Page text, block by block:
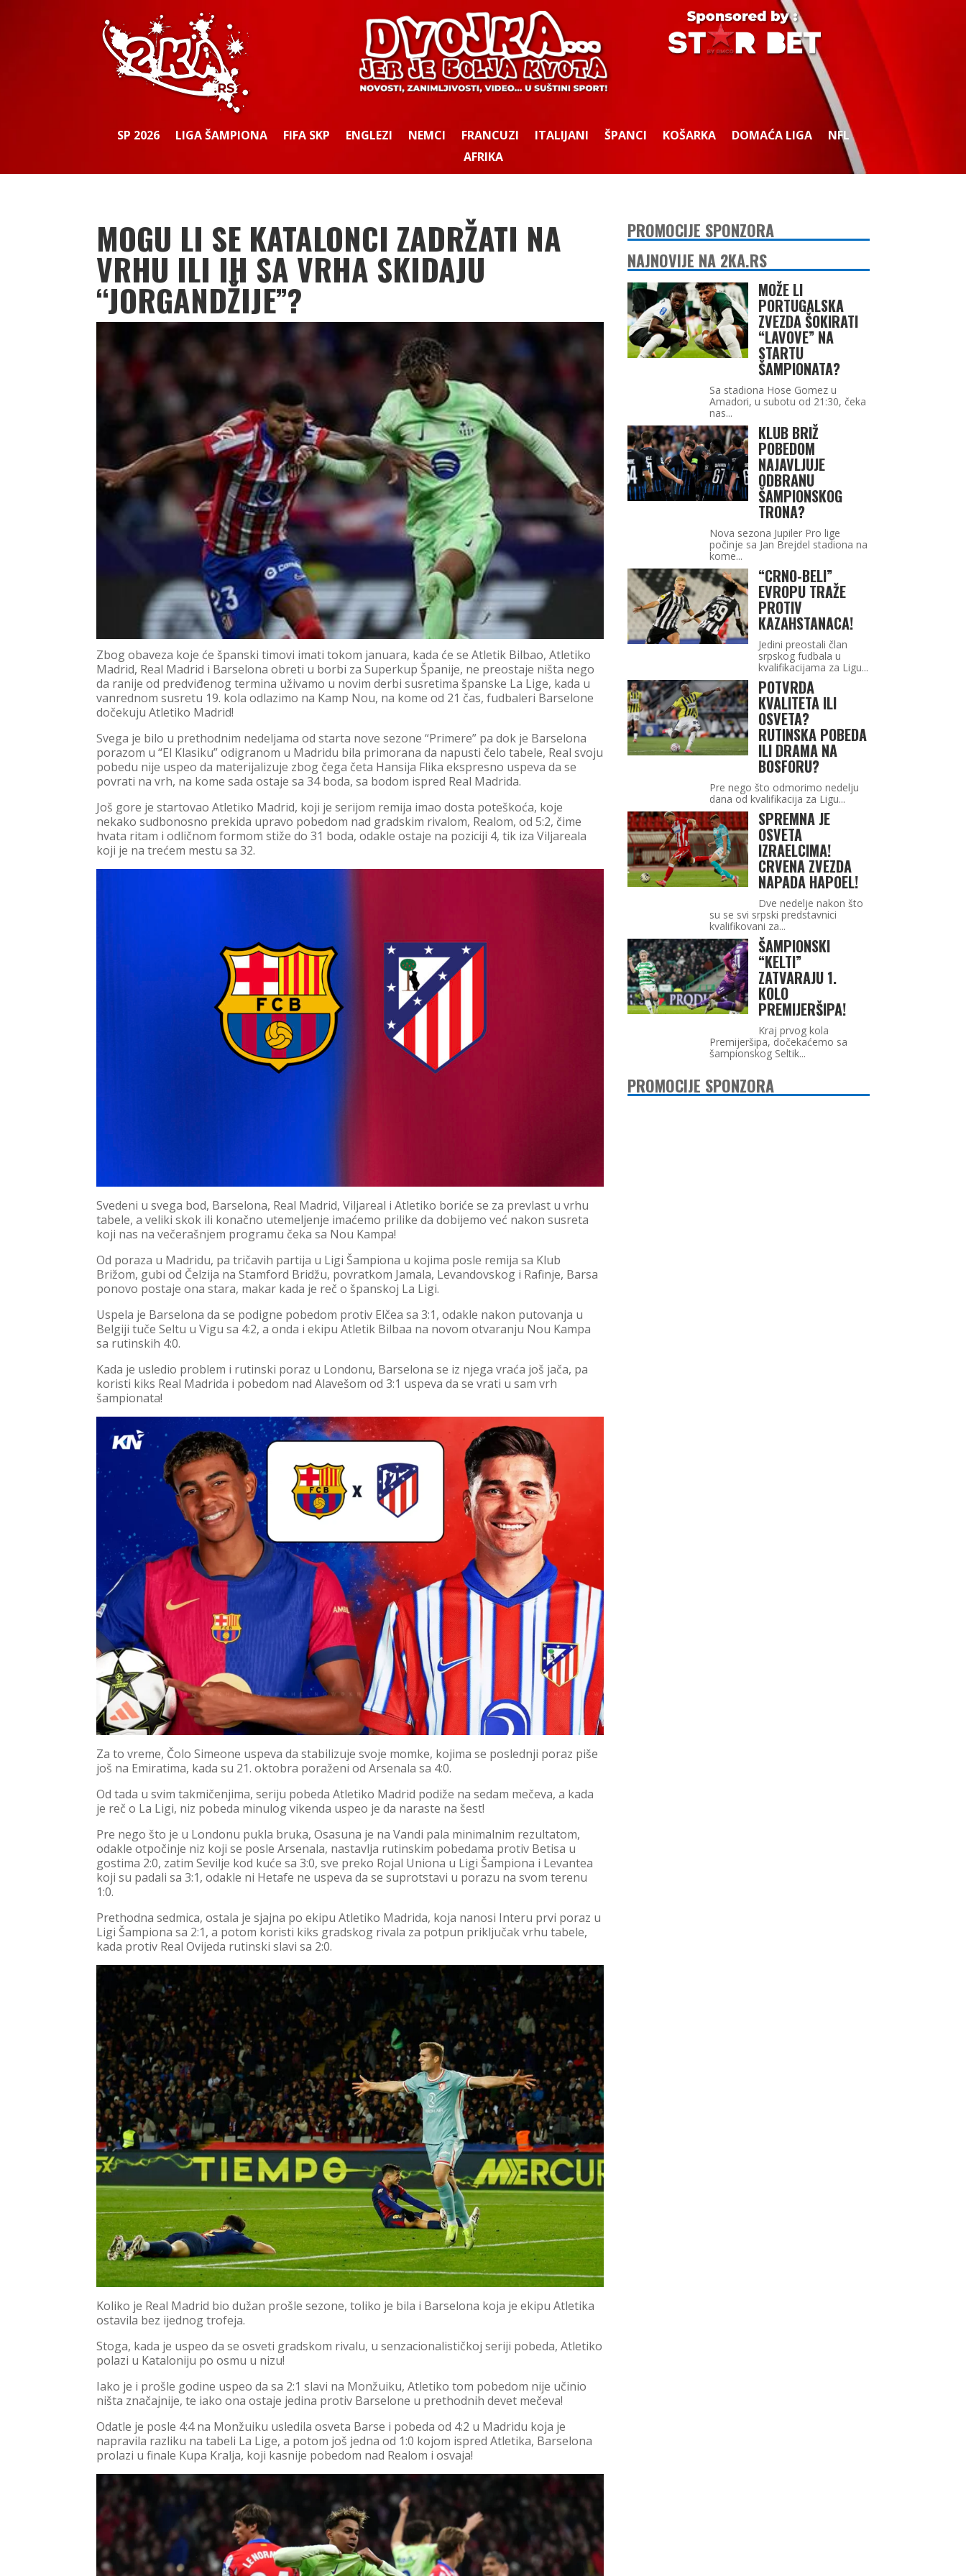
SP 2026 LIGA ŠAMPIONA FIFA SKP ENGLEZI NEMCI FRANCUZI ITALIJANI ŠPANCI KOŠARKA DOMAĆA LIGA
NFL
AFRIKA
MOGU LI SE KATALONCI ZADRŽATI NA
VRHU ILI IH SA VRHA SKIDAJU
“JORGANDŽIJE”?
Zbog obaveza koje će španski timovi imati tokom januara, kada će se Atletik Bilbao, Atletiko
Madrid, Real Madrid i Barselona obreti u borbi za Superkup Španije, ne preostaje ništa nego
da ranije od predviđenog termina uživamo u novim derbi susretima španske La Lige, kada u
vanrednom susretu 19. kola odlazimo na Kamp Nou, na kome od 21 čas, fudbaleri Barselone
dočekuju Atletiko Madrid!
Svega je bilo u prethodnim nedeljama od starta nove sezone “Primere” pa dok je Barselona
porazom u “El Klasiku” odigranom u Madridu bila primorana da napusti čelo tabele, Real svoju
pobedu nije uspeo da materijalizuje zbog čega četa Hansija Flika ekspresno uspeva da se
povrati na vrh, na kome sada ostaje sa 34 boda, sa bodom ispred Real Madrida.
Još gore je startovao Atletiko Madrid, koji je serijom remija imao dosta poteškoća, koje
nekako sudbonosno prekida upravo pobedom nad gradskim rivalom, Realom, od 5:2, čime
hvata ritam i odličnom formom stiže do 31 boda, odakle ostaje na poziciji 4, tik iza Viljareala
koji je na trećem mestu sa 32.
Svedeni u svega bod, Barselona, Real Madrid, Viljareal i Atletiko boriće se za prevlast u vrhu
tabele, a veliki skok ili konačno utemeljenje imaćemo prilike da dobijemo već nakon susreta
koji nas na večerašnjem programu čeka sa Nou Kampa!
Od poraza u Madridu, pa tričavih partija u Ligi Šampiona u kojima posle remija sa Klub
Brižom, gubi od Čelzija na Stamford Bridžu, povratkom Jamala, Levandovskog i Rafinje, Barsa
ponovo postaje ona stara, makar kada je reč o španskoj La Ligi.
Uspela je Barselona da se podigne pobedom protiv Elčea sa 3:1, odakle nakon putovanja u
Belgiji tuče Seltu u Vigu sa 4:2, a onda i ekipu Atletik Bilbaa na novom otvaranju Nou Kampa
sa rutinskih 4:0.
Kada je usledio problem i rutinski poraz u Londonu, Barselona se iz njega vraća još jača, pa
koristi kiks Real Madrida i pobedom nad Alavešom od 3:1 uspeva da se vrati u sam vrh
šampionata!
Za to vreme, Čolo Simeone uspeva da stabilizuje svoje momke, kojima se poslednji poraz piše
još na Emiratima, kada su 21. oktobra poraženi od Arsenala sa 4:0.
Od tada u svim takmičenjima, seriju pobeda Atletiko Madrid podiže na sedam mečeva, a kada
je reč o La Ligi, niz pobeda minulog vikenda uspeo je da naraste na šest!
Pre nego što je u Londonu pukla bruka, Osasuna je na Vandi pala minimalnim rezultatom,
odakle otpočinje niz koji se posle Arsenala, nastavlja rutinskim pobedama protiv Betisa u
gostima 2:0, zatim Sevilje kod kuće sa 3:0, sve preko Rojal Uniona u Ligi Šampiona i Levantea
koji su padali sa 3:1, odakle ni Hetafe ne uspeva da se suprotstavi u porazu na svom terenu
1:0.
Prethodna sedmica, ostala je sjajna po ekipu Atletiko Madrida, koja nanosi Interu prvi poraz u
Ligi Šampiona sa 2:1, a potom koristi kiks gradskog rivala za potpun priključak vrhu tabele,
kada protiv Real Ovijeda rutinski slavi sa 2:0.
Koliko je Real Madrid bio dužan prošle sezone, toliko je bila i Barselona koja je ekipu Atletika
ostavila bez ijednog trofeja.
Stoga, kada je uspeo da se osveti gradskom rivalu, u senzacionalističkoj seriji pobeda, Atletiko
polazi u Kataloniju po osmu u nizu!
Iako je i prošle godine uspeo da sa 2:1 slavi na Monžuiku, Atletiko tom pobedom nije učinio
ništa značajnije, te iako ona ostaje jedina protiv Barselone u prethodnih devet mečeva!
Odatle je posle 4:4 na Monžuiku usledila osveta Barse i pobeda od 4:2 u Madridu koja je
napravila razliku na tabeli La Lige, a potom još jedna od 1:0 kojom ispred Atletika, Barselona
prolazi u finale Kupa Kralja, koji kasnije pobedom nad Realom i osvaja!
PROMOCIJE SPONZORA
NAJNOVIJE NA 2KA.RS
MOŽE LI
PORTUGALSKA
ZVEZDA ŠOKIRATI
“LAVOVE” NA
STARTU
ŠAMPIONATA?
Sa stadiona Hose Gomez u
Amadori, u subotu od 21:30, čeka
nas...
KLUB BRIŽ
POBEDOM
NAJAVLJUJE
ODBRANU
ŠAMPIONSKOG
TRONA?
Nova sezona Jupiler Pro lige
počinje sa Jan Brejdel stadiona na
kome...
“CRNO-BELI”
EVROPU TRAŽE
PROTIV
KAZAHSTANACA!
Jedini preostali član
srpskog fudbala u
kvalifikacijama za Ligu...
POTVRDA
KVALITETA ILI
OSVETA?
RUTINSKA POBEDA
ILI DRAMA NA
BOSFORU?
Pre nego što odmorimo nedelju
dana od kvalifikacija za Ligu...
SPREMNA JE
OSVETA
IZRAELCIMA!
CRVENA ZVEZDA
NAPADA HAPOEL!
Dve nedelje nakon što
su se svi srpski predstavnici
kvalifikovani za...
ŠAMPIONSKI
“KELTI”
ZATVARAJU 1.
KOLO
PREMIJERŠIPA!
Kraj prvog kola
Premijeršipa, dočekaćemo sa
šampionskog Seltik...
PROMOCIJE SPONZORA